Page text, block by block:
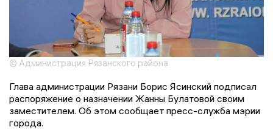
© Администрация Рязанского района
Глава администрации Рязани Борис Ясинский подписал
распоряжение о назначении Жанны Булатовой своим
заместителем. Об этом сообщает пресс-служба мэрии
города.